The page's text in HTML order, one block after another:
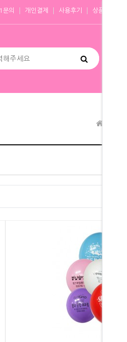
문의 개인결제 사용후기 상품문의